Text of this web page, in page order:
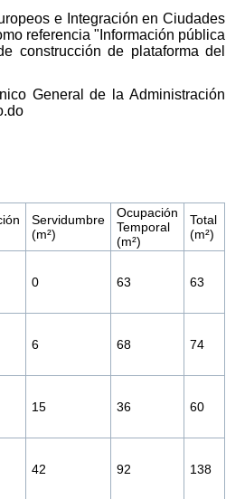
e Integración en Ciudades
referencia "Información pública
construcción de plataforma del
General de la Administración
Servidumbre
(m²)
Ocupación
Temporal
(m²)
Total
(m²)
0 63 63
6 68 74
15 36 60
42 92 138